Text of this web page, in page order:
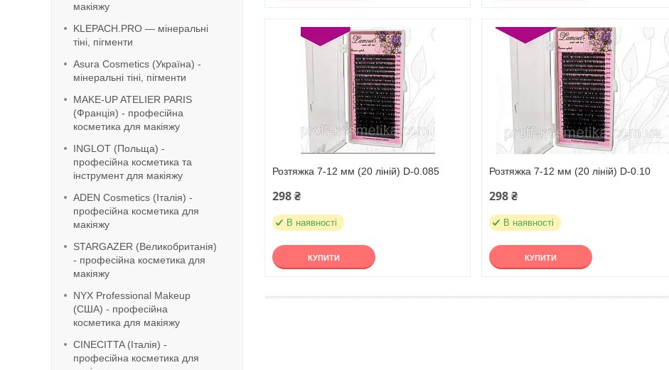
макіяжу
KLEPACH.PRO — мінеральні
тіні, пігменти
Asura Cosmetics (Україна) -
мінеральні тіні, пігменти
MAKE-UP ATELIER PARIS
(Франція) - професійна
косметика для макіяжу
INGLOT (Польща) -
професійна косметика та
інструмент для макіяжу
ADEN Cosmetics (Італія) -
професійна косметика для
макіяжу
STARGAZER (Великобританія)
- професійна косметика для
макіяжу
NYX Professional Makeup
(США) - професійна
косметика для макіяжу
CINECITTA (Італія) -
професійна косметика для
Розтяжка 7-12 мм (20 ліній) D-0.085
298 ₴
В наявності
КУПИТИ
Розтяжка 7-12 мм (20 ліній) D-0.10
298 ₴
В наявності
КУПИТИ